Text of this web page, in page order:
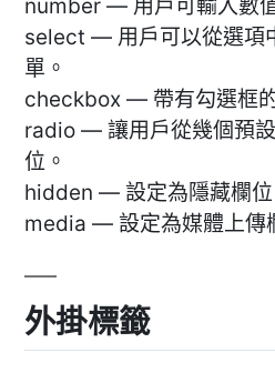
number — 用戶可輸入數
select — 用戶可以從選項
單。
checkbox — 帶有勾選框
radio — 讓用戶從幾個預
位。
hidden — 設定為隱藏欄位
media — 設定為媒體上傳
外掛標籤